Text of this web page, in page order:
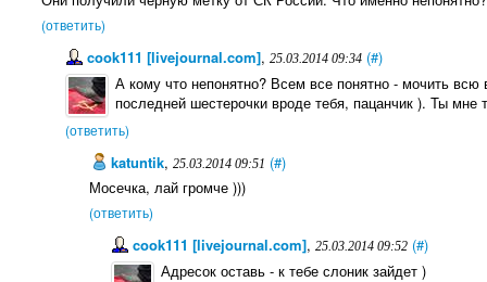
(ответить)
cook111 [livejournal.com],25.03.2014 09:34 (#)
А кому что непонятно? Всем все понятно - мочить
последней шестерочки вроде тебя, пацанчик ). Ты мне
(ответить)
katuntik, 25.03.2014 09:51 (#)
Мосечка, лай громче )))
(ответить)
cook111 [livejournal.com],25.03.2014 09:52 (#)
Адресок оставь - к тебе слоник зайдет )